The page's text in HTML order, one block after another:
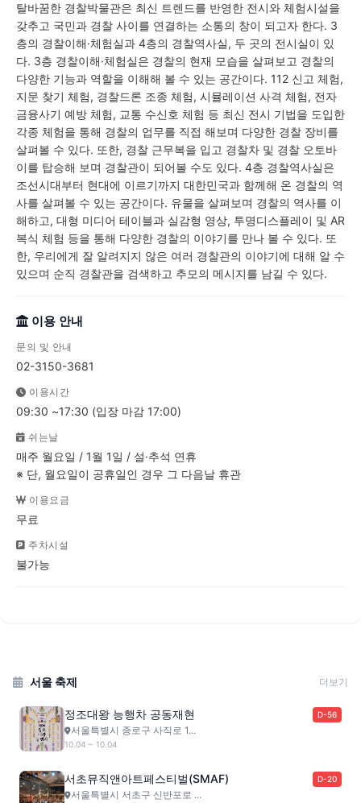
탈바꿈한 경찰박물관은 최신 트렌드를 반영한 전시와 체험시설을
갖추고 국민과 경찰 사이를 연결하는 소통의 창이 되고자 한다. 3
층의 경찰이해·체험실과 4층의 경찰역사실, 두 곳의 전시실이 있
다. 3층 경찰이해·체험실은 경찰의 현재 모습을 살펴보고 경찰의
다양한 기능과 역할을 이해해 볼 수 있는 공간이다. 112 신고 체험,
지문 찾기 체험, 경찰드론 조종 체험, 시뮬레이션 사격 체험, 전자
금융사기 예방 체험, 교통 수신호 체험 등 최신 전시 기법을 도입한
각종 체험을 통해 경찰의 업무를 직접 해보며 다양한 경찰 장비를
살펴볼 수 있다. 또한, 경찰 근무복을 입고 경찰차 및 경찰 오토바
이를 탑승해 보며 경찰관이 되어볼 수도 있다. 4층 경찰역사실은
조선시대부터 현대에 이르기까지 대한민국과 함께해 온 경찰의 역
사를 살펴볼 수 있는 공간이다. 유물을 살펴보며 경찰의 역사를 이
해하고, 대형 미디어 테이블과 실감형 영상, 투명디스플레이 및 AR
복식 체험 등을 통해 다양한 경찰의 이야기를 만나 볼 수 있다. 또
한, 우리에게 잘 알려지지 않은 여러 경찰관의 이야기에 대해 알 수
있으며 순직 경찰관을 검색하고 추모의 메시지를 남길 수 있다.
이용 안내
문의 및 안내
02-3150-3681
이용시간
09:30 ~17:30 (입장 마감 17:00)
쉬는날
매주 월요일 / 1월 1일 / 설·추석 연휴
※ 단, 월요일이 공휴일인 경우 그 다음날 휴관
이용요금
무료
주차시설
불가능
서울 축제 더보기
정조대왕 능행차 공동재현 D-56
서울특별시 종로구 사직로 1...
10.04 ~ 10.04
서초뮤직앤아트페스티벌(SMAF) D-20
서울특별시 서초구 신반포로 ...